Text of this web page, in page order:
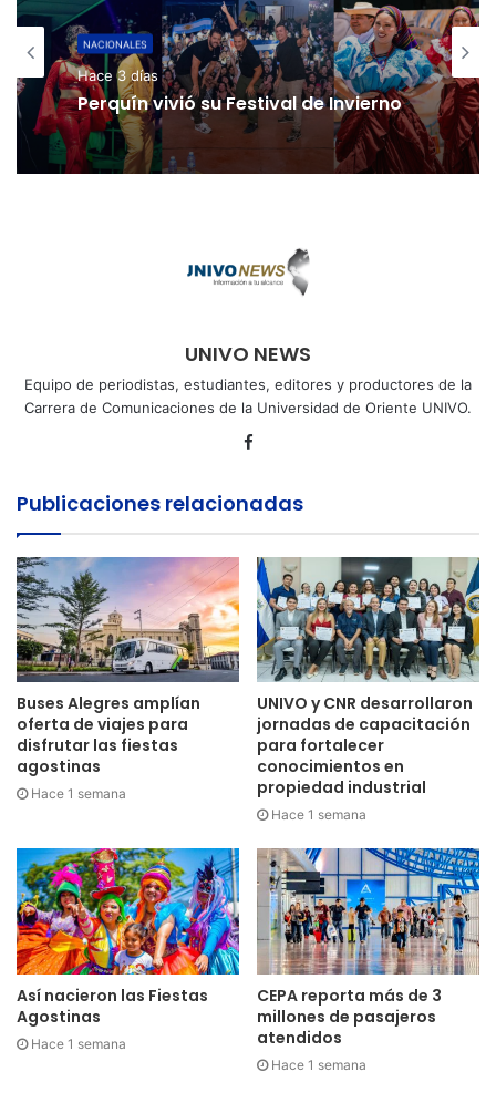
NACIONALES
Hace 3 días
Perquín vivió su Festival de Invierno
UNIVO NEWS
Equipo de periodistas, estudiantes, editores y productores de la
Carrera de Comunicaciones de la Universidad de Oriente UNIVO.
Facebook
Publicaciones relacionadas
Buses Alegres amplían
oferta de viajes para
disfrutar las fiestas
agostinas
Hace 1 semana
UNIVO y CNR desarrollaron
jornadas de capacitación
para fortalecer
conocimientos en
propiedad industrial
Hace 1 semana
Así nacieron las Fiestas
Agostinas
Hace 1 semana
CEPA reporta más de 3
millones de pasajeros
atendidos
Hace 1 semana